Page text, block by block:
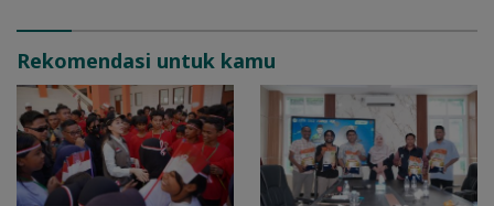
Rekomendasi untuk kamu